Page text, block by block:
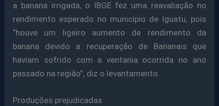
a banana irrigada, o IBGE fez uma reavaliação no
rendimento esperado no município de Iguatu, pois
“houve um ligeiro aumento de rendimento da
banana devido a recuperação de Bananais que
haviam sofrido com a ventania ocorrida no ano
passado na região”, diz o levantamento.
Produções prejudicadas